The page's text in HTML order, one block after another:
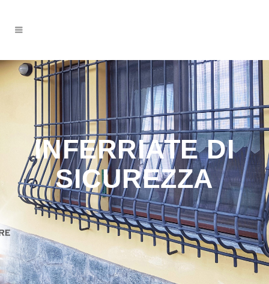
INFERRIATE DI
SICUREZZA